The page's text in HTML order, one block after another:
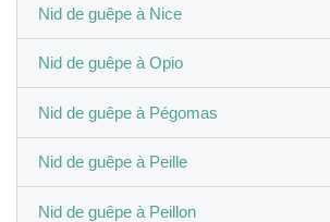
Nid de guêpe à Nice
Nid de guêpe à Opio
Nid de guêpe à Pégomas
Nid de guêpe à Peille
Nid de guêpe à Peillon